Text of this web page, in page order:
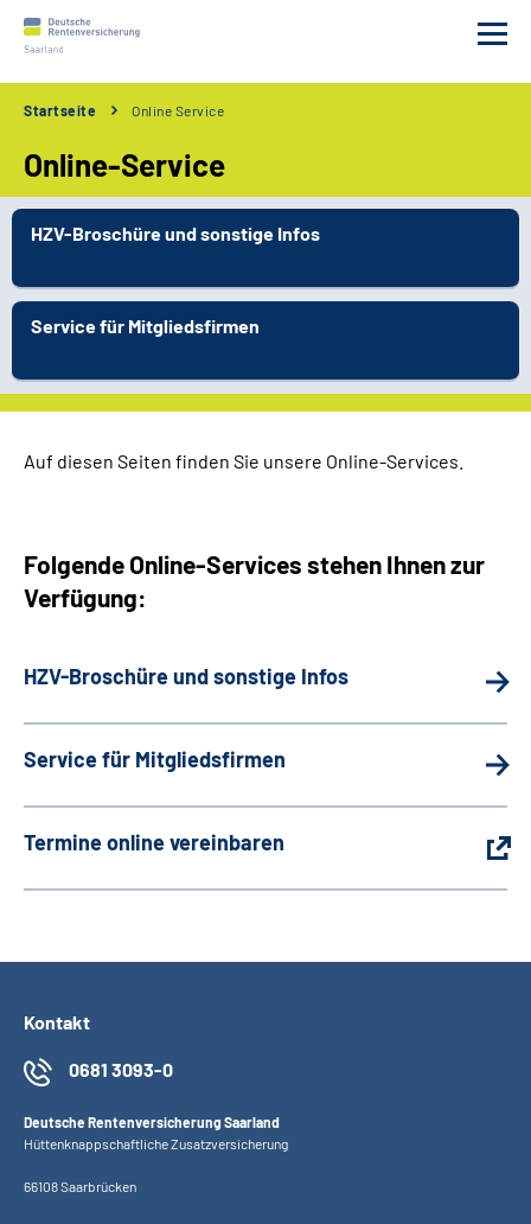
Versicherung
Gesetz
Anträge
Online Service
Gebärdensprache
Startseite Online Service
Online-Service
HZV-Broschüre und sonstige Infos
Service für Mitgliedsfirmen
Auf diesen Seiten finden Sie unsere Online-Services.
Folgende Online-Services stehen Ihnen zur
Verfügung:
HZV-Broschüre und sonstige Infos
Service für Mitgliedsfirmen
Termine online vereinbaren
Kontakt
0681 3093-0
Deutsche Rentenversicherung Saarland
Hüttenknappschaftliche Zusatzversicherung
66108 Saarbrücken